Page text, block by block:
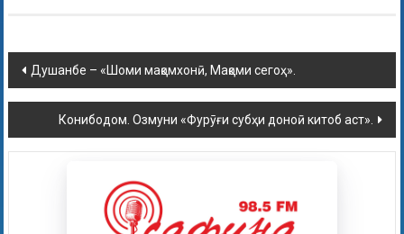
Душанбе – «Шоми мақомхонӣ, Мақоми сегоҳ».
Конибодом. Озмуни «Фурӯғи субҳи доноӣ китоб аст».